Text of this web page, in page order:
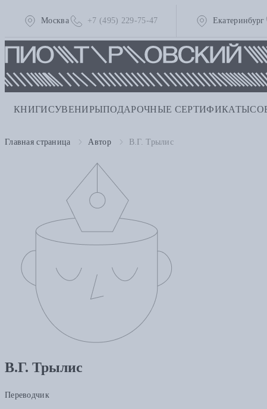
Москва +7 (495) 229-75-47 Екатеринбург
КНИГИСУВЕНИРЫПОДАРОЧНЫЕ СЕРТИФИКАТЫ
Главная страница Автор В.Г. Трылис
В.Г. Трылис
Переводчик